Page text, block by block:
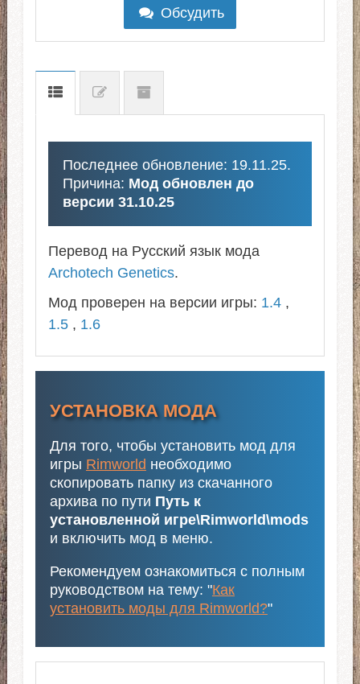
Обсудить
Последнее обновление: 19.11.25.
Причина: Мод обновлен до
версии 31.10.25
Перевод на Русский язык мода
Archotech Genetics.
Мод проверен на версии игры: 1.4,
1.5, 1.6
УСТАНОВКА МОДА
Для того, чтобы установить мод для
игры Rimworld необходимо
скопировать папку из скачанного
архива по пути Путь к
установленной игре\Rimworld\mods
и включить мод в меню.
Рекомендуем ознакомиться с полным
руководством на тему: "Как
установить моды для Rimworld?"